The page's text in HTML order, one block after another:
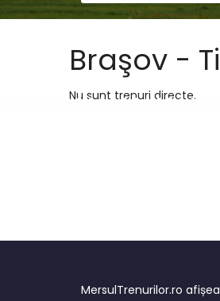
Braşov -
Nu sunt trenuri directe.
MersulTrenurilor.ro